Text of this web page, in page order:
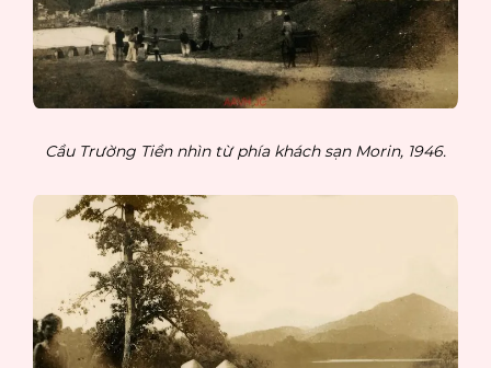
Cầu Trường Tiền nhìn từ phía khách sạn Morin, 1946.